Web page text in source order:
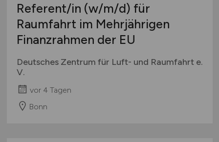
Referent/in (w/m/d) für
Raumfahrt im Mehrjährigen
Finanzrahmen der EU
Deutsches Zentrum für Luft- und Raumfahrt e.
V.
vor 4 Tagen
Bonn